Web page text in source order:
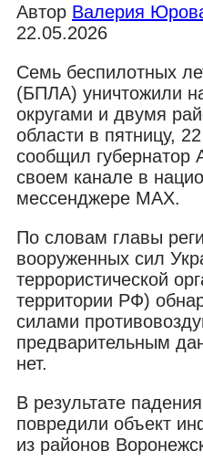
Автор Валерия
22.05.2026
Семь беспилотных
(БПЛА) уничтожили
округами и двумя
области в пятницу,
сообщил губернатор
своем канале в
мессенджере MAX.
По словам главы
вооруженных сил
террористической
территории РФ)
силами
предварительным
нет.
В результате
повредили объект
из районов